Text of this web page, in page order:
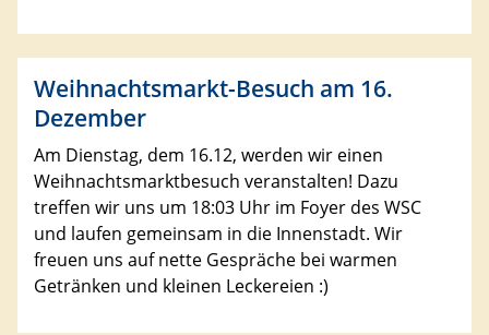
Weihnachtsmarkt-Besuch am 16.
Dezember
Am Dienstag, dem 16.12, werden wir einen
Weihnachtsmarktbesuch veranstalten! Dazu
treffen wir uns um 18:03 Uhr im Foyer des WSC
und laufen gemeinsam in die Innenstadt. Wir
freuen uns auf nette Gespräche bei warmen
Getränken und kleinen Leckereien :)